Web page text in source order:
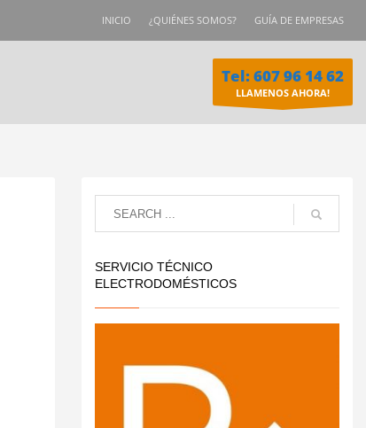
INICIO ¿QUIÉNES SOMOS? GUÍA DE EMPRESAS
Tel: 607 96 14 62
LLAMENOS AHORA!
SERVICIO TÉCNICO
ELECTRODOMÉSTICOS